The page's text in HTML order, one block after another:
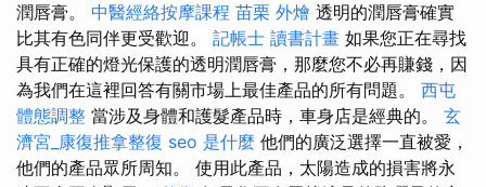
潤唇膏。 中醫經絡按摩課程 苗栗 外燴 透明的潤唇膏確實
比其有色同伴更受歡迎。 記帳士 讀書計畫 如果您正在尋找
具有正確的燈光保護的透明潤唇膏，那麼您不必再賺錢，因
為我們在這裡回答有關市場上最佳產品的所有問題。 西屯
體態調整 當涉及身體和護髮產品時，車身店是經典的。 玄
濟宮_康復推拿整復 seo 是什麼 他們的廣泛選擇一直被愛，
他們的產品眾所周知。 使用此產品，太陽造成的損害將永